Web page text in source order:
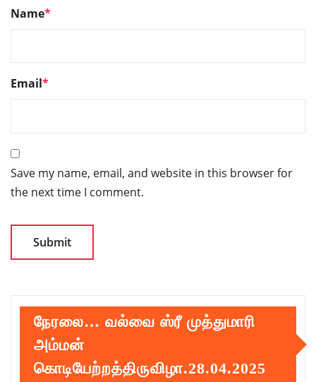
Name*
Email*
Save my name, email, and website in this browser for
the next time I comment.
நேரலை… வல்வை ஸ்ரீ முத்துமாரி
அம்மன்
கொடியேற்றத்திருவிழா.28.04.2025